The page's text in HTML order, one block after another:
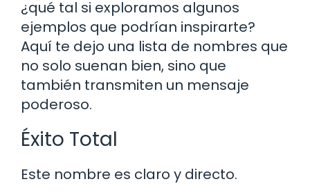
¿qué tal si exploramos algunos
ejemplos que podrían inspirarte?
Aquí te dejo una lista de nombres que
no solo suenan bien, sino que
también transmiten un mensaje
poderoso.
Éxito Total
Este nombre es claro y directo.